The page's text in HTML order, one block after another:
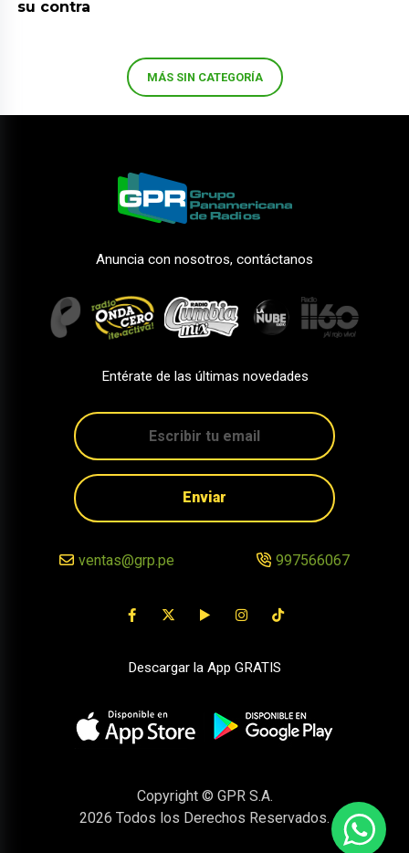
su contra
MÁS SIN CATEGORÍA
Anuncia con nosotros, contáctanos
Entérate de las últimas novedades
Enviar
ventas@grp.pe 997566067
Descargar la App GRATIS
Copyright © GPR S.A.
2026 Todos los Derechos Reservados.